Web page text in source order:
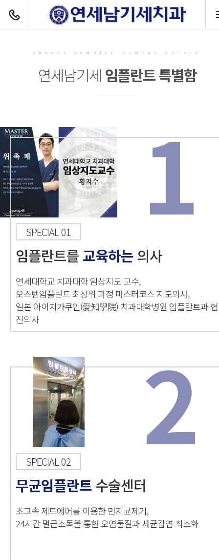
YONSEI NAMKISE DENTAL CLINIC
연세남기세 임플란트 특별함
1
SPECIAL 01
임플란트를 교육하는 의사
연세대학교 치과대학 임상지도 교수,
오스템임플란트 최상위 과정 마스터코스 지도의사,
일본 아이치가쿠인(愛知學院) 치과대학병원 임플란트과 협
진의사
2
SPECIAL 02
무균임플란트수술센터
초고속 제트에어를 이용한 먼지균제거,
24시간 멸균소독을 통한 오염물질과 세균감염 최소화